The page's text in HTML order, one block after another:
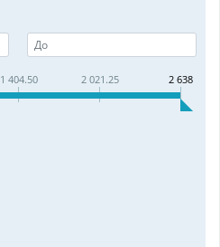
1 404.50 2 021.25 2 638